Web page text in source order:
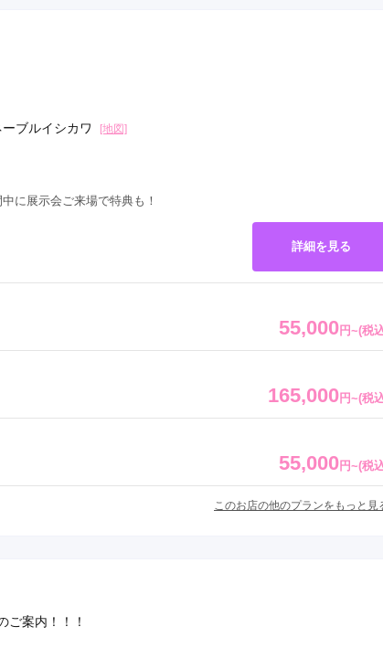
ブルイシカワ
[地図]
に展示会ご来場で特典も！
詳細を見る
55,000 円~(税
165,000 円~(税
55,000 円~(税
このお店の他のプランをもっと見
ご案内！！！